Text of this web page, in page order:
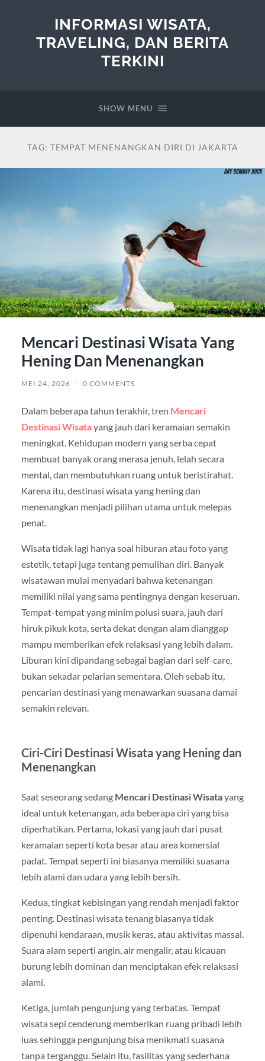
INFORMASI WISATA,
TRAVELING, DAN BERITA
TERKINI
SHOW MENU
TAG: TEMPAT MENENANGKAN DIRI DI JAKARTA
Mencari Destinasi Wisata Yang
Hening Dan Menenangkan
MEI 24, 2026 / 0 COMMENTS
Dalam beberapa tahun terakhir, tren Mencari
Destinasi Wisatayang jauh dari keramaian semakin
meningkat. Kehidupan modern yang serba cepat
membuat banyak orang merasa jenuh, lelah secara
mental, dan membutuhkan ruang untuk beristirahat.
Karena itu, destinasi wisata yang hening dan
menenangkan menjadi pilihan utama untuk melepas
penat.
Wisata tidak lagi hanya soal hiburan atau foto yang
estetik, tetapi juga tentang pemulihan diri. Banyak
wisatawan mulai menyadari bahwa ketenangan
memiliki nilai yang sama pentingnya dengan keseruan.
Tempat-tempat yang minim polusi suara, jauh dari
hiruk pikuk kota, serta dekat dengan alam dianggap
mampu memberikan efek relaksasi yang lebih dalam.
Liburan kini dipandang sebagai bagian dari self-care,
bukan sekadar pelarian sementara. Oleh sebab itu,
pencarian destinasi yang menawarkan suasana damai
semakin relevan.
Ciri-Ciri Destinasi Wisata yang Hening dan
Menenangkan
Saat seseorang sedang Mencari Destinasi Wisatayang
ideal untuk ketenangan, ada beberapa ciri yang bisa
diperhatikan. Pertama, lokasi yang jauh dari pusat
keramaian seperti kota besar atau area komersial
padat. Tempat seperti ini biasanya memiliki suasana
lebih alami dan udara yang lebih bersih.
Kedua, tingkat kebisingan yang rendah menjadi faktor
penting. Destinasi wisata tenang biasanya tidak
dipenuhi kendaraan, musik keras, atau aktivitas massal.
Suara alam seperti angin, air mengalir, atau kicauan
burung lebih dominan dan menciptakan efek relaksasi
alami.
Ketiga, jumlah pengunjung yang terbatas. Tempat
wisata sepi cenderung memberikan ruang pribadi lebih
luas sehingga pengunjung bisa menikmati suasana
tanpa terganggu. Selain itu, fasilitas yang sederhana